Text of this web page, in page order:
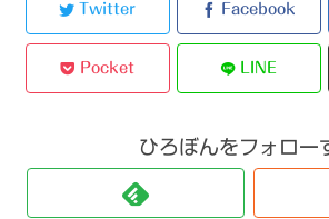
Twitter Facebook
Pocket LINE
ひろぼんをフォロー